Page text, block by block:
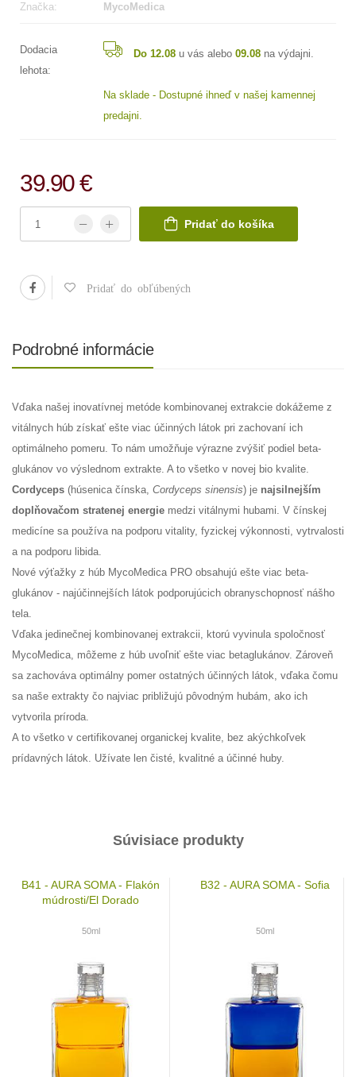
Značka: MycoMedica
Dodacia
lehota:
Do 12.08u vás alebo 09.08na výdajni.
Na sklade - Dostupné ihneď v našej kamennej
predajni.
39.90 €
Pridať do košíka
Pridať do obľúbených
Podrobné informácie
Vďaka našej inovatívnej metóde kombinovanej extrakcie dokážeme z
vitálnych húb získať ešte viac účinných látok pri zachovaní ich
optimálneho pomeru. To nám umožňuje výrazne zvýšiť podiel beta-
glukánov vo výslednom extrakte. A to všetko v novej bio kvalite.
Cordyceps (húsenica čínska, Cordyceps sinensis) je najsilnejším
doplňovačom stratenej energie medzi vitálnymi hubami. V čínskej
medicíne sa používa na podporu vitality, fyzickej výkonnosti, vytrvalosti
a na podporu libida.
Nové výťažky z húb MycoMedica PRO obsahujú ešte viac beta-
glukánov - najúčinnejších látok podporujúcich obranyschopnosť nášho
tela.
Vďaka jedinečnej kombinovanej extrakcii, ktorú vyvinula spoločnosť
MycoMedica, môžeme z húb uvoľniť ešte viac betaglukánov. Zároveň
sa zachováva optimálny pomer ostatných účinných látok, vďaka čomu
sa naše extrakty čo najviac približujú pôvodným hubám, ako ich
vytvorila príroda.
A to všetko v certifikovanej organickej kvalite, bez akýchkoľvek
prídavných látok. Užívate len čisté, kvalitné a účinné huby.
Súvisiace produkty
B41 - AURA SOMA - Flakón
múdrosti/El Dorado
50ml
B32 - AURA SOMA - Sofia
50ml